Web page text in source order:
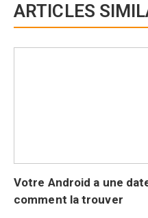
ARTICLES
Votre Android a une
comment la trouver